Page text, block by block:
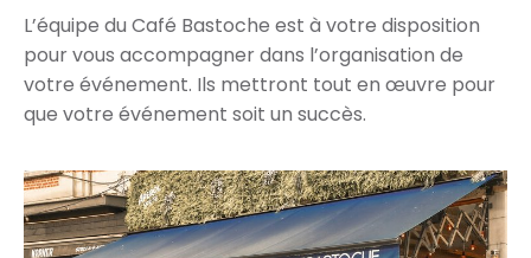
L’équipe du Café Bastoche est à votre disposition
pour vous accompagner dans l’organisation de
votre événement. Ils mettront tout en œuvre pour
que votre événement soit un succès.